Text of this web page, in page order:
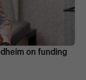
on funding